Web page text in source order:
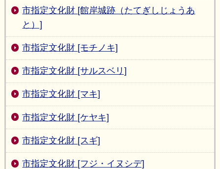
市指定文化財 [館岸城跡（たてぎしじょうあ
と）]
市指定文化財 [モチノキ]
市指定文化財 [サルスベリ]
市指定文化財 [マキ]
市指定文化財 [ケヤキ]
市指定文化財 [スギ]
市指定文化財 [フジ・イヌシデ]